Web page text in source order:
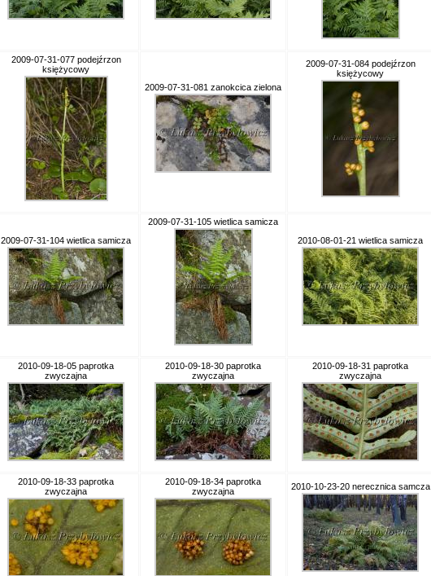
2009-07-31-077 podejźrzon
księżycowy
2009-07-31-081 zanokcica zielona
2009-07-31-084 podejźrzon
księżycowy
2009-07-31-104 wietlica samicza
2009-07-31-105 wietlica samicza
2010-08-01-21 wietlica samicza
2010-09-18-05 paprotka
zwyczajna
2010-09-18-30 paprotka
zwyczajna
2010-09-18-31 paprotka
zwyczajna
2010-09-18-33 paprotka
zwyczajna
2010-09-18-34 paprotka
zwyczajna
2010-10-23-20 nerecznica samcza